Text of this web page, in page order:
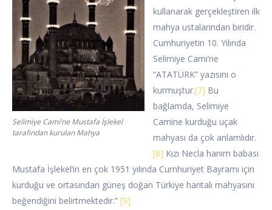
Selimiye Cami’ne Mustafa İşlekel
tarafından kurulan Mahya
kullanarak gerçekleştiren ilk
mahya ustalarından biridir.
Cumhuriyetin 10. Yılında
Selimiye Cami’ne
“ATATÜRK” yazısını o
kurmuştur.[7] Bu
bağlamda, Selimiye
Camine kurduğu uçak
mahyası da çok anlamlıdır.
[8] Kızı Necla hanım babası
Mustafa İşlekel’in en çok 1951 yılında Cumhuriyet Bayramı için
kurduğu ve ortasından güneş doğan Türkiye haritalı mahyasını
beğendiğini belirtmektedir.” [9]